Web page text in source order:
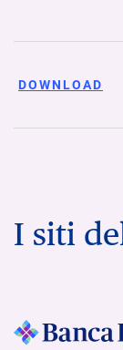
DOWNLOAD
I siti